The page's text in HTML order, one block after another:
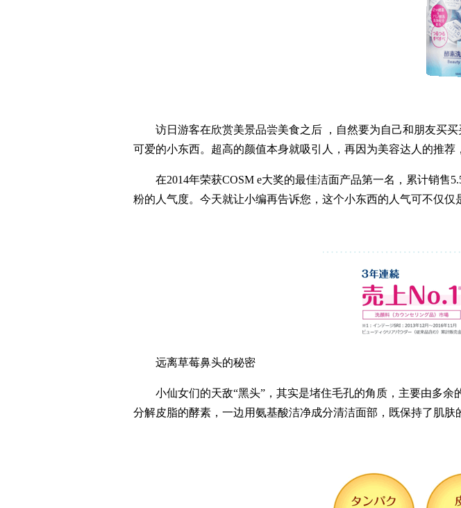
访日游客在欣赏美景品尝美食之后 ，自然要为自己和朋友买买
可爱的小东西。超高的颜值本身就吸引人，再因为美容达人的推荐
在2014年荣获COSM e大奖的最佳洁面产品第一名，累计销售
粉的人气度。今天就让小编再告诉您，这个小东西的人气可不仅仅
远离草莓鼻头的秘密
小仙女们的天敌“黑头”，其实是堵住毛孔的角质，主要由多余
分解皮脂的酵素，一边用氨基酸洁净成分清洁面部，既保持了肌肤